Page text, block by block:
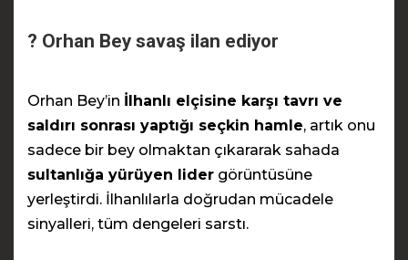
? Orhan Bey savaş ilan ediyor
Orhan Bey’in İlhanlı elçisine karşı tavrı ve
saldırı sonrası yaptığı seçkin hamle, artık onu
sadece bir bey olmaktan çıkararak sahada
sultanlığa yürüyen lider görüntüsüne
yerleştirdi. İlhanlılarla doğrudan mücadele
sinyalleri, tüm dengeleri sarstı.